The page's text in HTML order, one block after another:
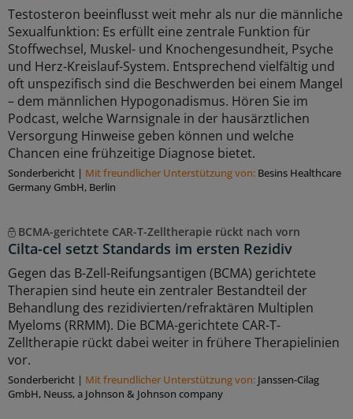
Testosteron beeinflusst weit mehr als nur die männliche
Sexualfunktion: Es erfüllt eine zentrale Funktion für
Stoffwechsel, Muskel- und Knochengesundheit, Psyche
und Herz-Kreislauf-System. Entsprechend vielfältig und
oft unspezifisch sind die Beschwerden bei einem Mangel
– dem männlichen Hypogonadismus. Hören Sie im
Podcast, welche Warnsignale in der hausärztlichen
Versorgung Hinweise geben können und welche
Chancen eine frühzeitige Diagnose bietet.
Sonderbericht | Mit freundlicher Unterstützung von: Besins Healthcare
Germany GmbH, Berlin
BCMA-gerichtete CAR-T-Zelltherapie rückt nach vorn
Cilta-cel setzt Standards im ersten Rezidiv
Gegen das B-Zell-Reifungsantigen (BCMA) gerichtete
Therapien sind heute ein zentraler Bestandteil der
Behandlung des rezidivierten/refraktären Multiplen
Myeloms (RRMM). Die BCMA-gerichtete CAR-T-
Zelltherapie rückt dabei weiter in frühere Therapielinien
vor.
Sonderbericht | Mit freundlicher Unterstützung von: Janssen-Cilag
GmbH, Neuss, a Johnson & Johnson company